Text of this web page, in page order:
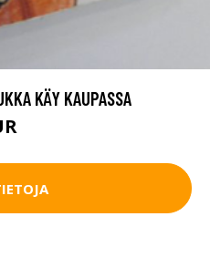
KÄY KAUPASSA